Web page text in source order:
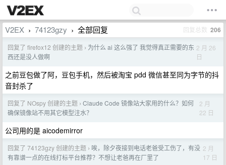
V2EX › 74123gzy › 全部回复 回复总数 206
回复了 firefox12 创建的主题 › 为什么 ai 这么强了 我觉得真正需要的东
西还是没人做啊
2 月 26
日
之前豆包做了阿，豆包手机，然后被淘宝 pdd 微信甚至同为字节的抖
音封杀了
回复了 NOspy 创建的主题 › Claude Code 镜像站大家用的什么？如何
确保镜像站不用其它模型注水？
2 月
22 日
公司用的是 aicodemirror
回复了 74123gzy 创建的主题 › 唉，除夕夜接到电话老爸受工伤了，有没
有靠谱一点的在线打标平台推荐？不想让老爸再在厂里了
2 月
17 日